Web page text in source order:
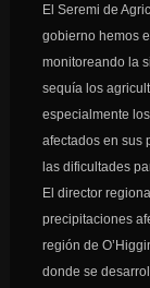
El Seremi de
gobierno hemos
monitoreando la
sequía los
especialmente
afectados en sus
las dificultades
El director
precipitaciones
región de
donde se